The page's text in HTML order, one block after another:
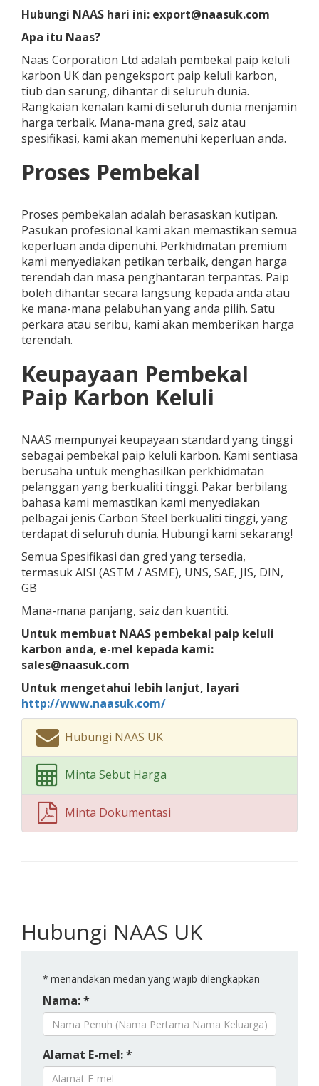
Hubungi NAAS hari ini: export@naasuk.com
Apa itu Naas?
Naas Corporation Ltd adalah pembekal paip keluli
karbon UK dan pengeksport paip keluli karbon,
tiub dan sarung, dihantar di seluruh dunia.
Rangkaian kenalan kami di seluruh dunia menjamin
harga terbaik. Mana-mana gred, saiz atau
spesifikasi, kami akan memenuhi keperluan anda.
Proses Pembekal
Proses pembekalan adalah berasaskan kutipan.
Pasukan profesional kami akan memastikan semua
keperluan anda dipenuhi. Perkhidmatan premium
kami menyediakan petikan terbaik, dengan harga
terendah dan masa penghantaran terpantas. Paip
boleh dihantar secara langsung kepada anda atau
ke mana-mana pelabuhan yang anda pilih. Satu
perkara atau seribu, kami akan memberikan harga
terendah.
Keupayaan Pembekal
Paip Karbon Keluli
NAAS mempunyai keupayaan standard yang tinggi
sebagai pembekal paip keluli karbon. Kami sentiasa
berusaha untuk menghasilkan perkhidmatan
pelanggan yang berkualiti tinggi. Pakar berbilang
bahasa kami memastikan kami menyediakan
pelbagai jenis Carbon Steel berkualiti tinggi, yang
terdapat di seluruh dunia. Hubungi kami sekarang!
Semua Spesifikasi dan gred yang tersedia,
termasuk AISI (ASTM / ASME), UNS, SAE, JIS, DIN,
GB
Mana-mana panjang, saiz dan kuantiti.
Untuk membuat NAAS pembekal paip keluli
karbon anda, e-mel kepada kami:
sales@naasuk.com
Untuk mengetahui lebih lanjut, layari
http://www.naasuk.com/
Hubungi NAAS UK
Minta Sebut Harga
Minta Dokumentasi
Hubungi NAAS UK
* menandakan medan yang wajib dilengkapkan
Nama: *
Alamat E-mel: *